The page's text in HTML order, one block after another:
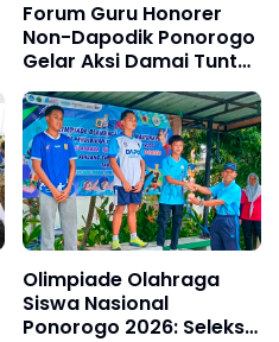
Forum Guru Honorer
Non-Dapodik Ponorogo
Gelar Aksi Damai Tuntut
Pengakuan Resmi
Melalui Pendataan
Dapodik
Olimpiade Olahraga
Siswa Nasional
Ponorogo 2026: Seleksi